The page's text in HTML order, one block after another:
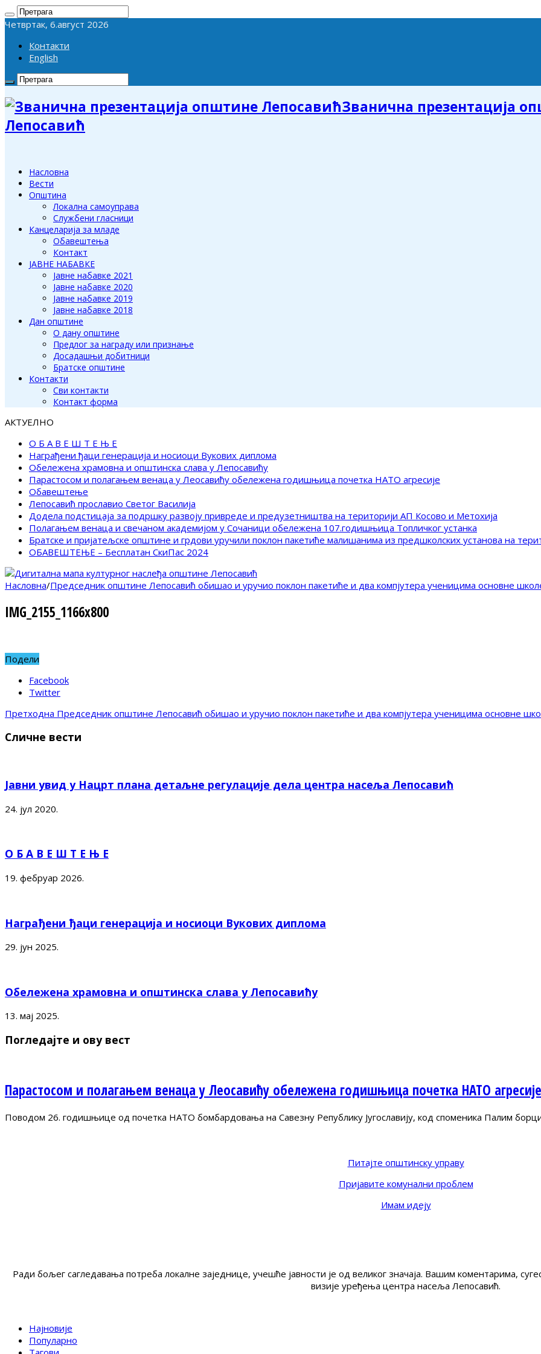
Четвртак, 6.август 2026
Контакти
English
Званична презентација
Лепосавић
Насловна
Вести
Општина
Локална самоуправа
Службени гласници
Канцеларија за младе
Обавештења
Контакт
ЈАВНЕ НАБАВКЕ
Јавне набавке 2021
Јавне набавке 2020
Јавне набавке 2019
Јавне набавке 2018
Дан општине
О дану општине
Предлог за награду или признање
Досадашњи добитници
Братске општине
Контакти
Сви контакти
Контакт форма
АКТУЕЛНО
О Б А В Е Ш Т Е Њ Е
Награђени ђаци генерација и носиоци Вукових диплома
Обележена храмовна и општинска слава у Лепосавићу
Парастосом и полагањем венаца у Леосавићу обележена годишњица почетка НАТО агресије
Обавештење
Лепосавић прославио Светог Василија
Додела подстицаја за подршку развоју привреде и предузетништва на територији АП Косово и Метохија
Полагањем венаца и свечаном академијом у Сочаници обележена 107.годишњица Топличког устанка
Братске и пријатељске општине и грдови уручили поклон пакетиће малишанима из предшколских установа на
ОБАВЕШТЕЊЕ – Бесплатан СкиПас 2024
Насловна/Председник општине Лепосавић обишао и уручио поклон пакетиће и два компјутера ученицима основне
IMG_2155_1166x800
Подели
Facebook
Twitter
Претходна Председник општине Лепосавић обишао и уручио поклон пакетиће и два компјутера ученицима основне
Сличне вести
Јавни увид у Нацрт плана детаљне регулације дела центра насеља Лепосавић
24. јул 2020.
О Б А В Е Ш Т Е Њ Е
19. фебруар 2026.
Награђени ђаци генерација и носиоци Вукових диплома
29. јун 2025.
Обележена храмовна и општинска слава у Лепосавићу
13. мај 2025.
Погледајте и ову вест
Парастосом и полагањем венаца у Леосавићу обележена годишњица почетка НАТО агресије
Поводом 26. годишњице од почетка НАТО бомбардовања на Савезну Републику Југославију, код споменика Палим
Питајте општинску управу
Пријавите комунални проблем
Имам идеју
Ради бољег сагледавања потреба локалне заједнице, учешће јавности је од великог значаја. Вашим коментарима,
визије уређења центра насеља Лепосавић.
Најновије
Популарно